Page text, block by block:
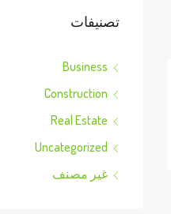
تصنيفات
Business
Construction
Real Estate
Uncategorized
غير مصنف